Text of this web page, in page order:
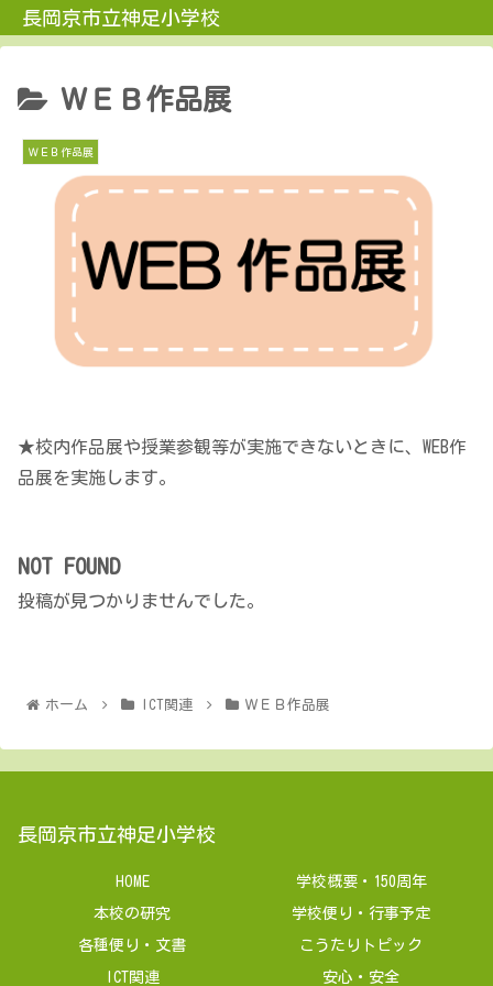
長岡京市立神足小学校
ＷＥＢ作品展
ＷＥＢ作品展
★校内作品展や授業参観等が実施できないときに、WEB作
品展を実施します。
NOT FOUND
投稿が見つかりませんでした。
ホーム ICT関連 ＷＥＢ作品展
長岡京市立神足小学校
HOME 学校概要・150周年
本校の研究 学校便り・行事予定
各種便り・文書 こうたりトピック
ICT関連 安心・安全